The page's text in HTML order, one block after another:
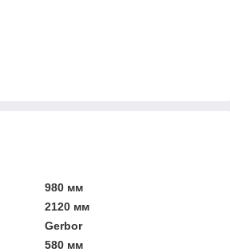
980 мм
2120 мм
Gerbor
580 мм